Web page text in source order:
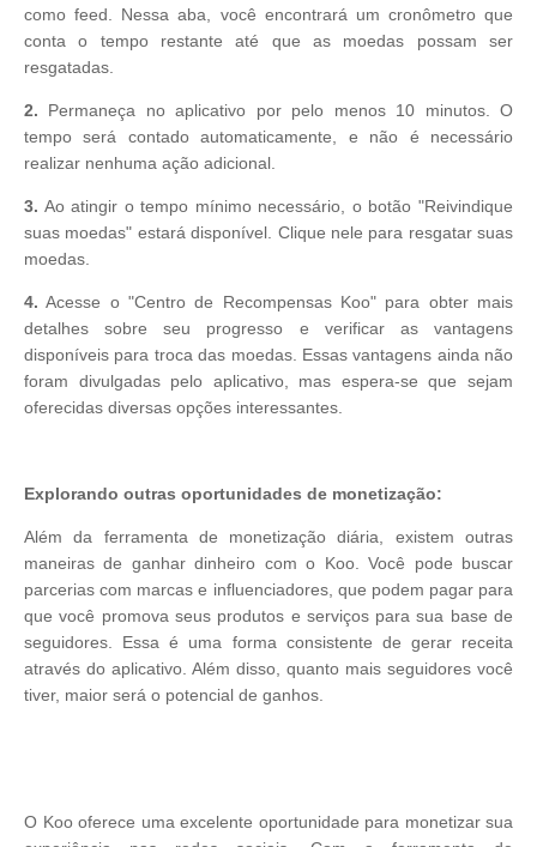
como feed. Nessa aba, você encontrará um cronômetro que
conta o tempo restante até que as moedas possam ser
resgatadas.
2. Permaneça no aplicativo por pelo menos 10 minutos. O
tempo será contado automaticamente, e não é necessário
realizar nenhuma ação adicional.
3. Ao atingir o tempo mínimo necessário, o botão "Reivindique
suas moedas" estará disponível. Clique nele para resgatar suas
moedas.
4. Acesse o "Centro de Recompensas Koo" para obter mais
detalhes sobre seu progresso e verificar as vantagens
disponíveis para troca das moedas. Essas vantagens ainda não
foram divulgadas pelo aplicativo, mas espera-se que sejam
oferecidas diversas opções interessantes.
Explorando outras oportunidades de monetização:
Além da ferramenta de monetização diária, existem outras
maneiras de ganhar dinheiro com o Koo. Você pode buscar
parcerias com marcas e influenciadores, que podem pagar para
que você promova seus produtos e serviços para sua base de
seguidores. Essa é uma forma consistente de gerar receita
através do aplicativo. Além disso, quanto mais seguidores você
tiver, maior será o potencial de ganhos.
O Koo oferece uma excelente oportunidade para monetizar sua